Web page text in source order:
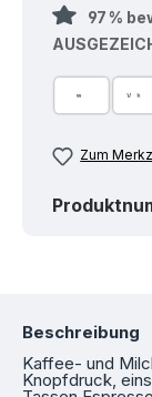
97 %
Zum
Beschreibung
Kaffee- und
Knopfdruck,